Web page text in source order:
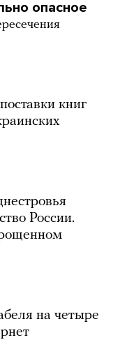
опасное
книг
России.
на четыре